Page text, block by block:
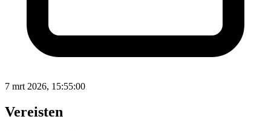
7 mrt 2026, 15:55:00
Vereisten